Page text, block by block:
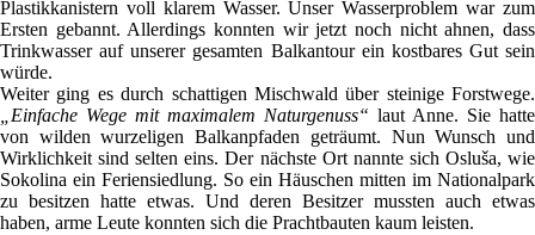
Plastikkanistern voll klarem Wasser. Unser Wasserproblem war zum
Ersten gebannt. Allerdings konnten wir jetzt noch nicht ahnen, dass
Trinkwasser auf unserer gesamten Balkantour ein kostbares Gut sein
würde.
Weiter ging es durch schattigen Mischwald über steinige Forstwege.
„Einfache Wege mit maximalem Naturgenuss“ laut Anne. Sie hatte
von wilden wurzeligen Balkanpfaden geträumt. Nun Wunsch und
Wirklichkeit sind selten eins. Der nächste Ort nannte sich Osluša, wie
Sokolina ein Feriensiedlung. So ein Häuschen mitten im Nationalpark
zu besitzen hatte etwas. Und deren Besitzer mussten auch etwas
haben, arme Leute konnten sich die Prachtbauten kaum leisten.